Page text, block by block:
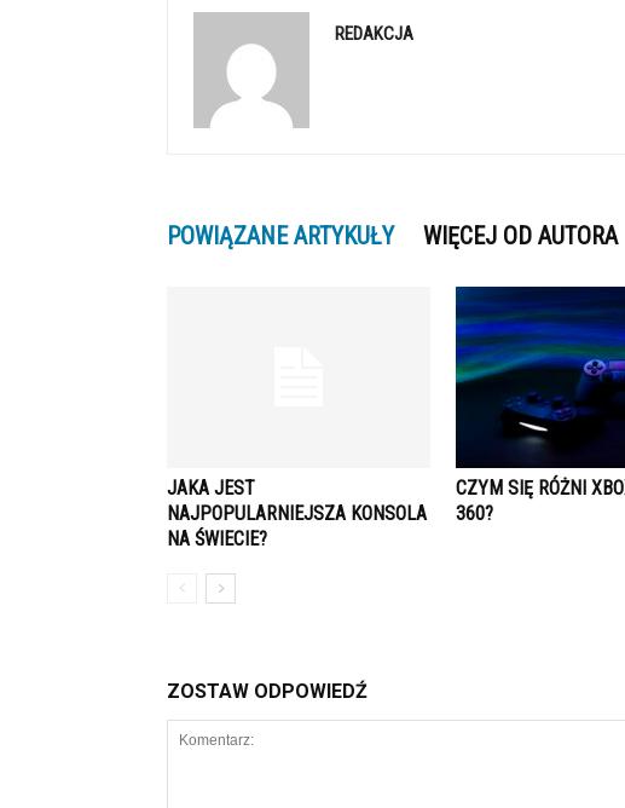
REDAKCJA
POWIĄZANE ARTYKUŁY WIĘCEJ OD AUTORA
JAKA JEST
NAJPOPULARNIEJSZA KONSOLA
NA ŚWIECIE?
CZYM SIĘ RÓŻNI
360?
ZOSTAW ODPOWIEDŹ